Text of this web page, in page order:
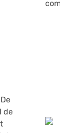
de